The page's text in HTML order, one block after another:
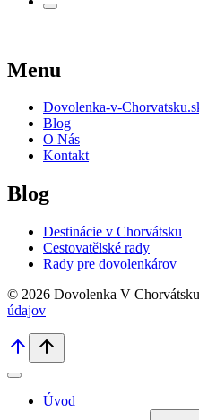
Menu
Dovolenka-v-
Blog
O Nás
Kontakt
Blog
Destinácie v Chorvátsku
Cestovatělské rady
Rady pre dovolenkárov
© 2026 Dovolenka V
údajov
Úvod